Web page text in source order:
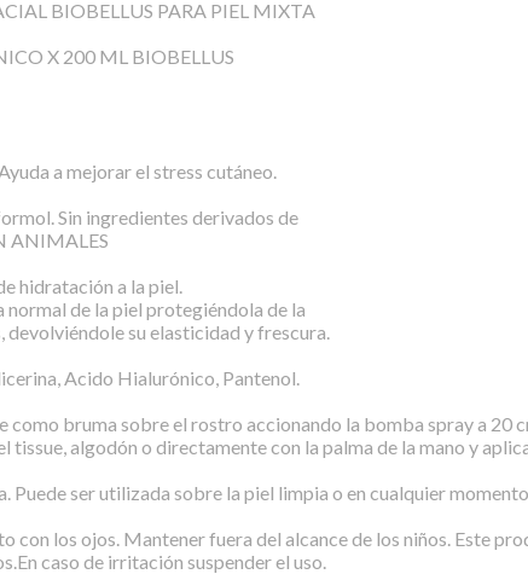
BIOBELLUS PARA PIEL MIXTA
X 200 ML BIOBELLUS
a mejorar el stress cutáneo.
Sin ingredientes derivados de
ANIMALES
hidratación a la piel.
de la piel protegiéndola de la
devolviéndole su elasticidad y frescura.
Acido Hialurónico, Pantenol.
como bruma sobre el rostro accionando la bomba spray a 20
tissue, algodón o directamente con la palma de la mano y
Puede ser utilizada sobre la piel limpia o en cualquier
con los ojos. Mantener fuera del alcance de los niños. Este
caso de irritación suspender el uso.